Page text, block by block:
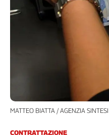
Fiom
Spi
Inca
CONTRATTAZIONE
MATTEO BIATTA / AGENZIA SINTESI